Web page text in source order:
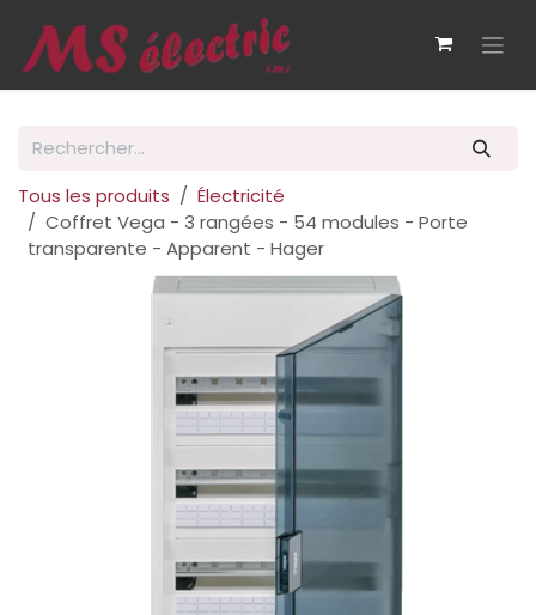
Tous les produits
Électricité
Coffret Vega - 3 rangées - 54 modules - Porte
transparente - Apparent - Hager